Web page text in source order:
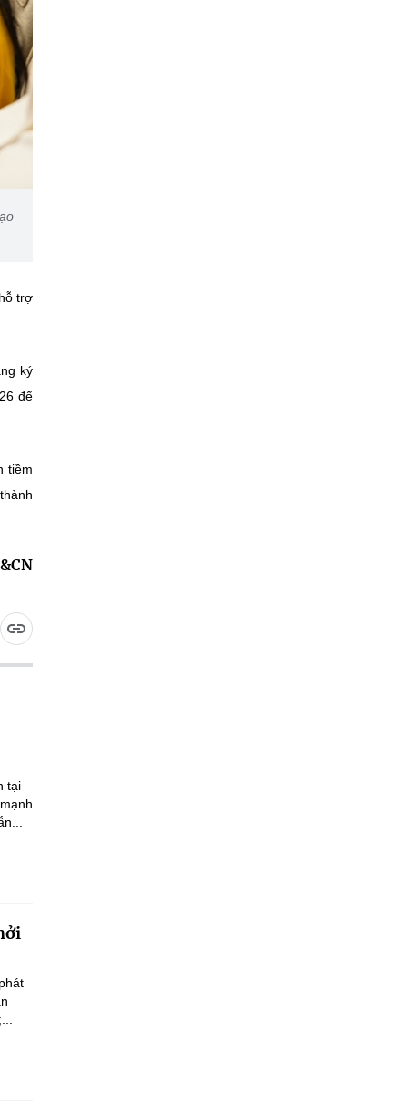
trợ
ký
để
tiềm
tại